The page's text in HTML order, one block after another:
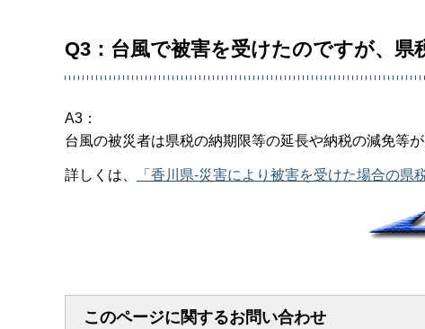
Q3：台風で被害を受けたのですが、県
A3：
台風の被災者は県税の納期限等の延長や納税の減免等が
詳しくは、 「香川県-災害により被害を受けた場合の県
このページに関するお問い合わせ